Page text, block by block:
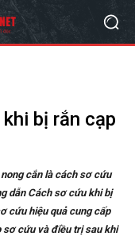
bị rắn cạp
cắn là cách sơ cứu
dẫn Cách sơ cứu khi bị
cứu hiệu quả cung cấp
sơ cứu và điều trị sau khi